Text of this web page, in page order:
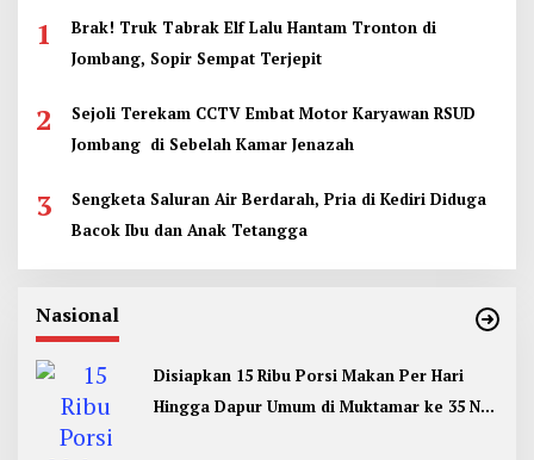
1
Brak! Truk Tabrak Elf Lalu Hantam Tronton di
Jombang, Sopir Sempat Terjepit
2
Sejoli Terekam CCTV Embat Motor Karyawan RSUD
Jombang di Sebelah Kamar Jenazah
3
Sengketa Saluran Air Berdarah, Pria di Kediri Diduga
Bacok Ibu dan Anak Tetangga
Nasional
Disiapkan 15 Ribu Porsi Makan Per Hari
Hingga Dapur Umum di Muktamar ke 35 NU